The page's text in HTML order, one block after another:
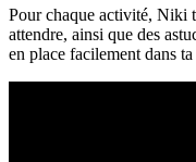
Pour chaque activité, Niki
attendre, ainsi que des
en place facilement dans